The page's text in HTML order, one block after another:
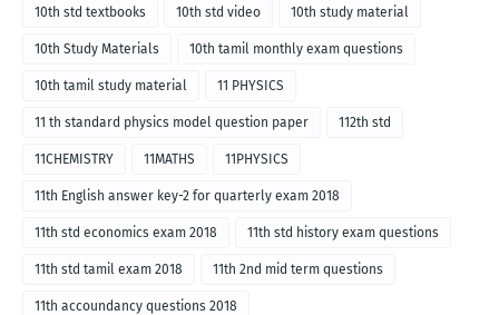
10th std textbooks 10th std video 10th study material
10th Study Materials 10th tamil monthly exam questions
10th tamil study material 11 PHYSICS
11 th standard physics model question paper 112th std
11CHEMISTRY 11MATHS 11PHYSICS
11th English answer key-2 for quarterly exam 2018
11th std economics exam 2018 11th std history exam questions
11th std tamil exam 2018 11th 2nd mid term questions
11th accoundancy questions 2018